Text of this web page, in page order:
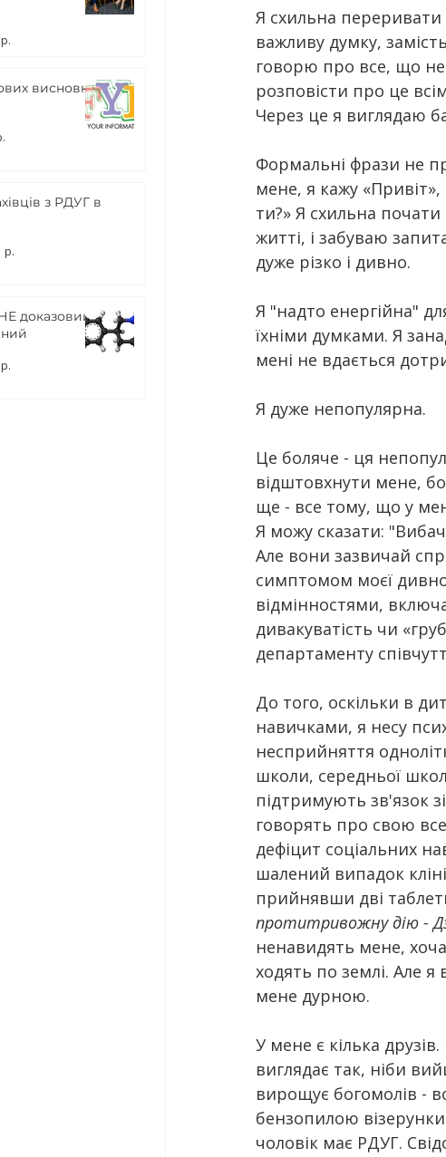
висновків
з РДУГ в
р.
доказовий і
Я схильна
важливу думку,
говорю про все, що
розповісти про це
Через це я виглядаю
Формальні фрази не
мене, я кажу
ти?» Я схильна
житті, і забуваю
дуже різко і дивно.
Я "надто енергійна"
їхніми думками. Я
мені не вдається
Я дуже непопулярна.
Це боляче - ця
відштовхнути мене,
ще - все тому, що у
Я можу сказати:
Але вони зазвичай
симптомом моєї
відмінностями,
дивакуватість чи
департаменту
До того, оскільки в
навичками, я несу
несприйняття
школи, середньої
підтримують зв'язок
говорять про свою
дефіцит соціальних
шалений випадок
прийнявши дві
протитривожну дію -
ненавидять мене,
ходять по землі. Але
мене дурною.
У мене є кілька
виглядає так, ніби
вирощує богомолів -
бензопилою
чоловік має РДУГ.